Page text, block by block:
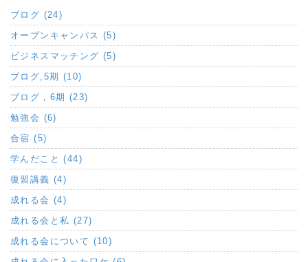
ブログ (24)
オープンキャンパス (5)
ビジネスマッチング (5)
ブログ,5期 (10)
ブログ，6期 (23)
勉強会 (6)
合宿 (5)
学んだこと (44)
復習講義 (4)
成れる会 (4)
成れる会と私 (27)
成れる会について (10)